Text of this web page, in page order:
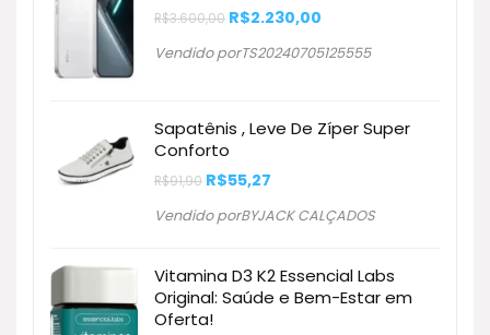
R$3.600,00 O
original
R$2.230,00
atual
Vendido porTS20240705125555
Sapatênis , Leve De Zíper Super
Conforto
R$91,90 O
preço
original
era:
R$55,27
atual
é:
Vendido porBYJACK CALÇADOS
Vitamina D3 K2 Essencial Labs
Original: Saúde e Bem-Estar em
Oferta!